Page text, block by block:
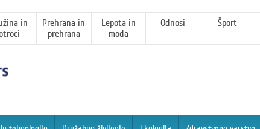
in
Prehrana in
prehrana
Lepota in
moda
Odnosi Šport